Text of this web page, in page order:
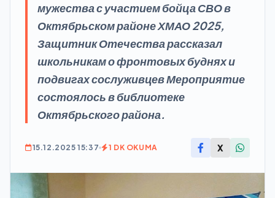
мужества с участием бойца СВО в
Октябрьском районе ХМАО 2025,
Защитник Отечества рассказал
школьникам о фронтовых буднях и
подвигах сослуживцев Мероприятие
состоялось в библиотеке
Октябрьского района.
15.12.2025 15:37 1 DK OKUMA X